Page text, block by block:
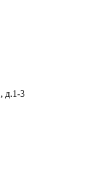
д.1-3